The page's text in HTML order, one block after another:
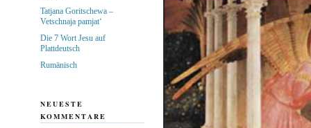
Tatjana Goritschewa –
Vetschnaja pamjat‘
Die 7 Wort Jesu auf
Plattdeutsch
Rumänisch
NEUESTE
KOMMENTARE